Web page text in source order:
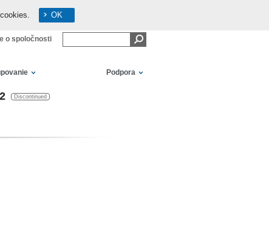
OK
o spoločnosti
Podpora
Discontinued